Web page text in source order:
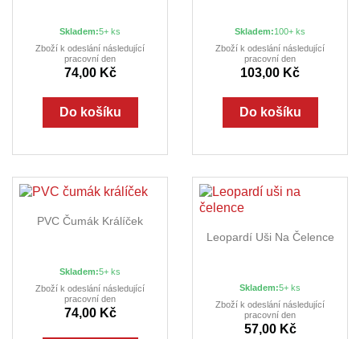
Skladem:5+ ks
Zboží k odeslání následující
pracovní den
74,00 Kč
Do košíku
Skladem:100+ ks
Zboží k odeslání následující
pracovní den
103,00 Kč
Do košíku
PVC Čumák Králíček
Skladem:5+ ks
Zboží k odeslání následující
pracovní den
74,00 Kč
Leopardí Uši Na Čelence
Skladem:5+ ks
Zboží k odeslání následující
pracovní den
57,00 Kč